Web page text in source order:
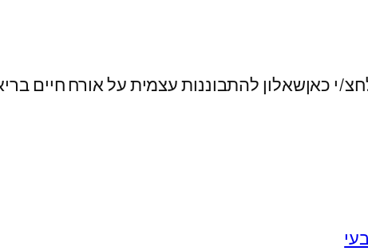
י כאןשאלון להתבוננות עצמית על אורח חיים